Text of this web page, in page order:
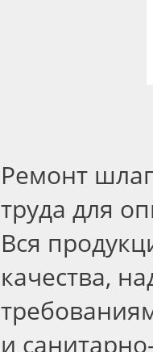
Ремонт
труда для
Вся
качества,
и